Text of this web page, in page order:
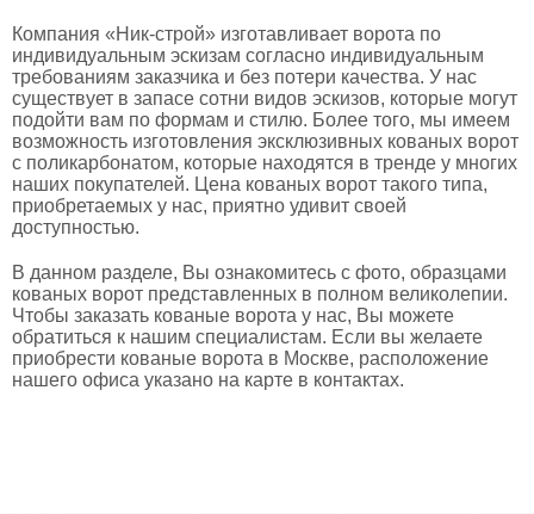
Компания «Ник-строй» изготавливает ворота по
индивидуальным эскизам согласно индивидуальным
требованиям заказчика и без потери качества. У нас
существует в запасе сотни видов эскизов, которые могут
подойти вам по формам и стилю. Более того, мы имеем
возможность изготовления эксклюзивных кованых ворот
с поликарбонатом, которые находятся в тренде у многих
наших покупателей. Цена кованых ворот такого типа,
приобретаемых у нас, приятно удивит своей
доступностью.
В данном разделе, Вы ознакомитесь с фото, образцами
кованых ворот представленных в полном великолепии.
Чтобы заказать кованые ворота у нас, Вы можете
обратиться к нашим специалистам. Если вы желаете
приобрести кованые ворота в Москве, расположение
нашего офиса указано на карте в контактах.